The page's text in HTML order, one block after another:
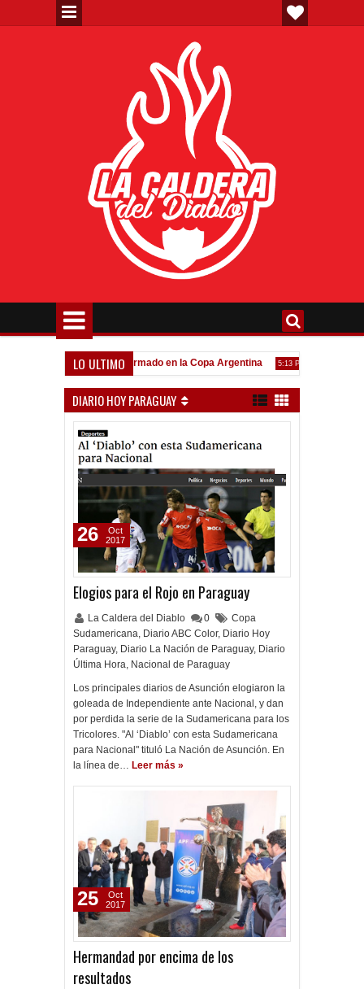
LO ULTIMO
Todo confirmado en la Copa Argentina 5:13 PM Goleada
DIARIO HOY PARAGUAY
Elogios para el Rojo en Paraguay
La Caldera del Diablo 0
Copa
Sudamericana, Diario ABC Color, Diario Hoy
Paraguay, Diario La Nación de Paraguay, Diario
Última Hora, Nacional de Paraguay
Los principales diarios de Asunción elogiaron la
goleada de Independiente ante Nacional, y dan
por perdida la serie de la Sudamericana para los
Tricolores. "Al ‘Diablo’ con esta Sudamericana
para Nacional" tituló La Nación de Asunción. En
la línea de… Leer más »
26
Oct
2017
Hermandad por encima de los
resultados
25
Oct
2017